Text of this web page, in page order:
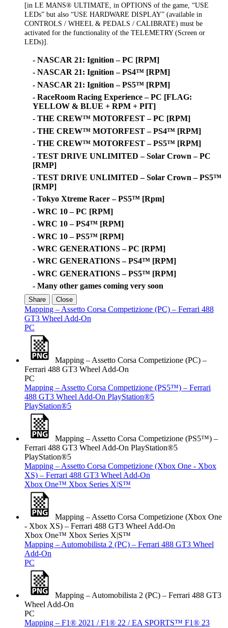
[in LE MANS® ULTIMATE, in OPTIONS of the game, “USE
LEDs” but also “USE HARDWARE DISPLAY” (available in
CONTROLS / WHEEL & PEDALS / CALIBRATE) must be
activated for the functionality of the TELEMETRY (Screen or
LEDs)].
- NASCAR 21: Ignition – PC [RPM]
- NASCAR 21: Ignition – PS4™ [RPM]
- NASCAR 21: Ignition – PS5™ [RPM]
- RaceRoom Racing Experience – PC [FLAG:
YELLOW & BLUE + RPM + PIT]
- THE CREW™ MOTORFEST – PC [RPM]
- THE CREW™ MOTORFEST – PS4™ [RPM]
- THE CREW™ MOTORFEST – PS5™ [RPM]
- TEST DRIVE UNLIMITED – Solar Crown – PC
[RMP]
- TEST DRIVE UNLIMITED – Solar Crown – PS5™
[RMP]
- Tokyo Xtreme Racer – PS5™ [Rpm]
- WRC 10 – PC [RPM]
- WRC 10 – PS4™ [RPM]
- WRC 10 – PS5™ [RPM]
- WRC GENERATIONS – PC [RPM]
- WRC GENERATIONS – PS4™ [RPM]
- WRC GENERATIONS – PS5™ [RPM]
- Many other games coming very soon
Share Close
Mapping – Assetto Corsa Competizione (PC) – Ferrari 488
GT3 Wheel Add-On
PC
Mapping – Assetto Corsa Competizione (PC) –
Ferrari 488 GT3 Wheel Add-On
PC
Mapping – Assetto Corsa Competizione (PS5™) – Ferrari
488 GT3 Wheel Add-On PlayStation®5
PlayStation®5
Mapping – Assetto Corsa Competizione (PS5™) –
Ferrari 488 GT3 Wheel Add-On PlayStation®5
PlayStation®5
Mapping – Assetto Corsa Competizione (Xbox One - Xbox
XS) – Ferrari 488 GT3 Wheel Add-On
Xbox One™ Xbox Series X|S™
Mapping – Assetto Corsa Competizione (Xbox One
- Xbox XS) – Ferrari 488 GT3 Wheel Add-On
Xbox One™ Xbox Series X|S™
Mapping – Automobilista 2 (PC) – Ferrari 488 GT3 Wheel
Add-On
PC
Mapping – Automobilista 2 (PC) – Ferrari 488 GT3
Wheel Add-On
PC
Mapping – F1® 2021 / F1® 22 / EA SPORTS™ F1® 23